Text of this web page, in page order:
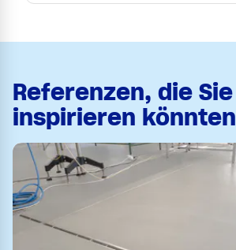
Referenzen, die Sie
inspirieren könnten